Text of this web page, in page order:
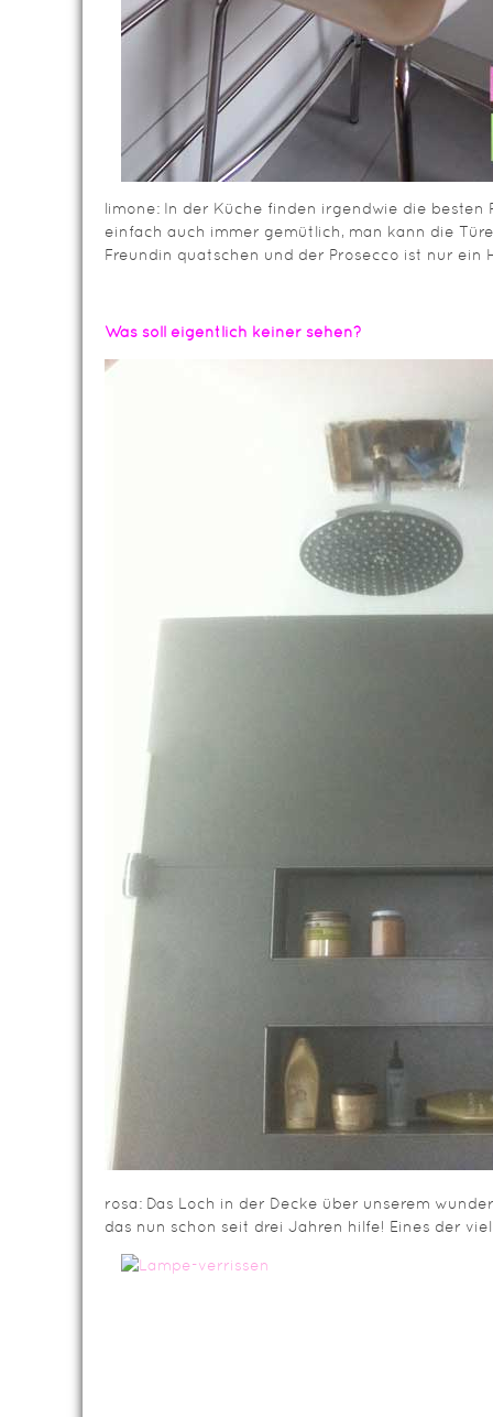
limone: In der Küche finden irgendwie die
einfach auch immer gemütlich, man kann die
Freundin quatschen und der Prosecco ist nur
Was soll eigentlich keiner sehen?
rosa: Das Loch in der Decke über unserem
das nun schon seit drei Jahren hilfe! Eines der